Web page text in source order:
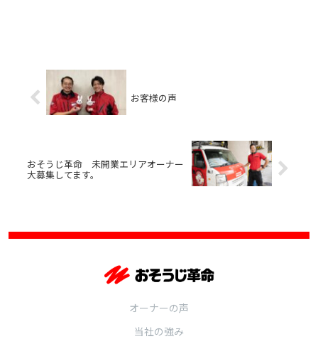
お客様の声
おそうじ革命 未開業エリアオーナー
大募集してます。
オーナーの声
当社の強み